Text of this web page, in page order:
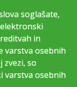
soglašate,
in
varstva osebnih
zvezi, so
varstva osebnih